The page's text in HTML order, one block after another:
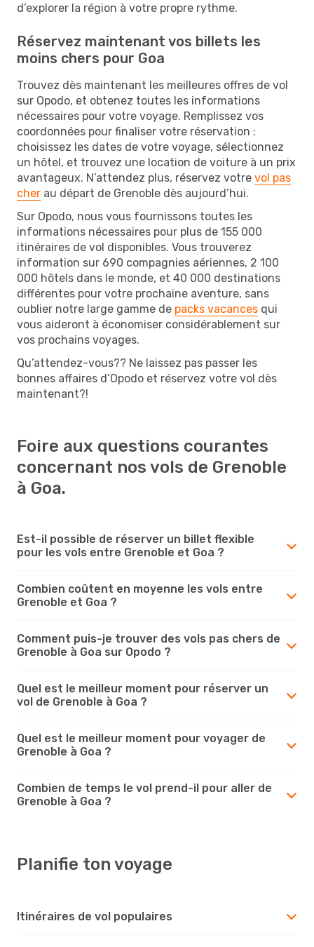
d’explorer la région à votre propre rythme.
Réservez maintenant vos billets les
moins chers pour Goa
Trouvez dès maintenant les meilleures offres de vol
sur Opodo, et obtenez toutes les informations
nécessaires pour votre voyage. Remplissez vos
coordonnées pour finaliser votre réservation :
choisissez les dates de votre voyage, sélectionnez
un hôtel, et trouvez une location de voiture à un prix
avantageux. N’attendez plus, réservez votre vol pas
cher au départ de Grenoble dès aujourd’hui.
Sur Opodo, nous vous fournissons toutes les
informations nécessaires pour plus de 155 000
itinéraires de vol disponibles. Vous trouverez
information sur 690 compagnies aériennes, 2 100
000 hôtels dans le monde, et 40 000 destinations
différentes pour votre prochaine aventure, sans
oublier notre large gamme de packs vacances qui
vous aideront à économiser considérablement sur
vos prochains voyages.
Qu’attendez-vous?? Ne laissez pas passer les
bonnes affaires d’Opodo et réservez votre vol dès
maintenant?!
Foire aux questions courantes
concernant nos vols de Grenoble
à Goa.
Est-il possible de réserver un billet flexible
pour les vols entre Grenoble et Goa ?
Combien coûtent en moyenne les vols entre
Grenoble et Goa ?
Comment puis-je trouver des vols pas chers de
Grenoble à Goa sur Opodo ?
Quel est le meilleur moment pour réserver un
vol de Grenoble à Goa ?
Quel est le meilleur moment pour voyager de
Grenoble à Goa ?
Combien de temps le vol prend-il pour aller de
Grenoble à Goa ?
Planifie ton voyage
Itinéraires de vol populaires